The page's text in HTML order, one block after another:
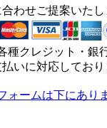
わせご提案いたし
種クレジット・銀
いに対応しており
ォームは下にあり